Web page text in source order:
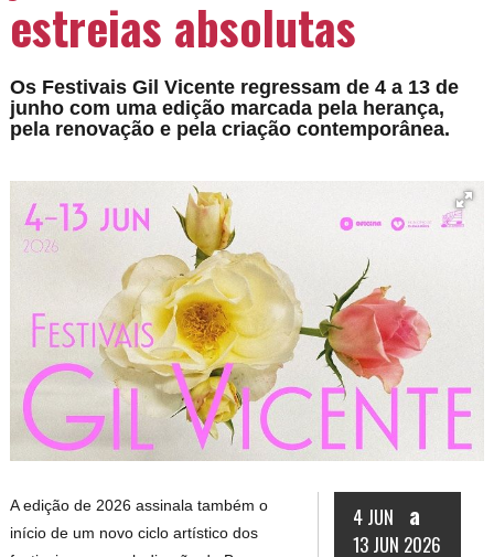
estreias absolutas
Os Festivais Gil Vicente regressam de 4 a 13 de
junho com uma edição marcada pela herança,
pela renovação e pela criação contemporânea.
4 JUN a
13 JUN 2026
A edição de 2026 assinala também o
início de um novo ciclo artístico dos